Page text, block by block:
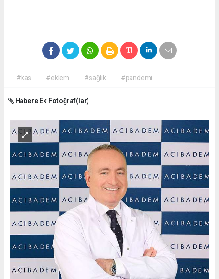
#kas #eklem #sağlık #pandemi
Habere Ek Fotoğraf(lar)